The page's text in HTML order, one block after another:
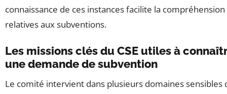
connaissance de ces instances facilite la
relatives aux subventions.
Les missions clés du CSE utiles à
une demande de subvention
Le comité intervient dans plusieurs domaines sensibles